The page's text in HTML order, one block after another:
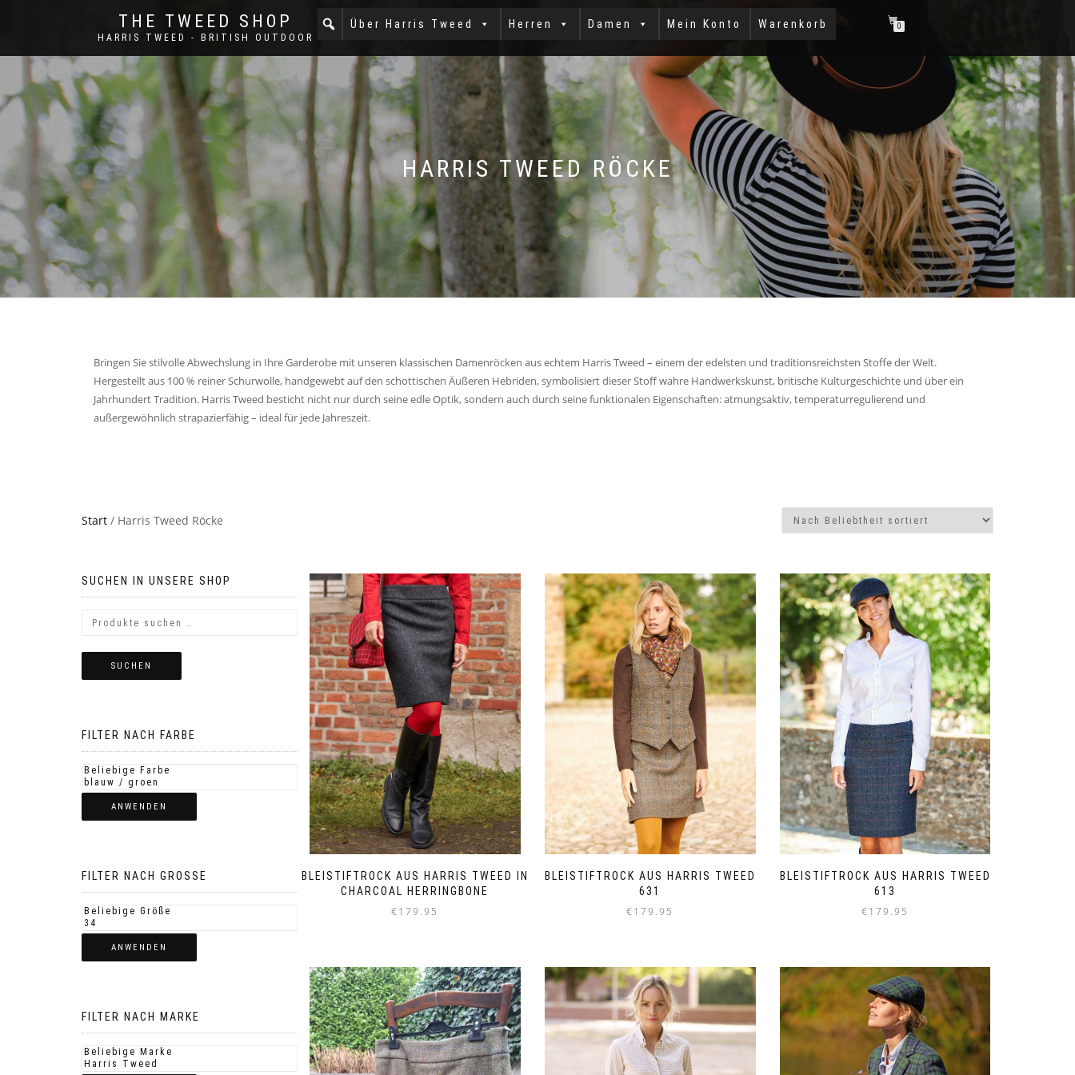
THE TWEED SHOP
HARRIS TWEED - BRITISH OUTDOOR
Über Harris Tweed Herren Damen Mein Konto Warenkorb 0
HARRIS TWEED RÖCKE
Bringen Sie stilvolle Abwechslung in Ihre Garderobe mit unseren klassischen Damenröcken aus echtem Harris Tweed – einem der edelsten und traditionsreichsten Stoffe der Welt.
Hergestellt aus 100 % reiner Schurwolle, handgewebt auf den schottischen Äußeren Hebriden, symbolisiert dieser Stoff wahre Handwerkskunst, britische Kulturgeschichte und über ein
Jahrhundert Tradition. Harris Tweed besticht nicht nur durch seine edle Optik, sondern auch durch seine funktionalen Eigenschaften: atmungsaktiv, temperaturregulierend und
außergewöhnlich strapazierfähig – ideal für jede Jahreszeit.
Start / Harris Tweed Röcke
BLEISTIFTROCK AUS HARRIS TWEED IN
CHARCOAL HERRINGBONE
€179.95
weist
mehrere
Varianten
auf.
Die
Optionen
können
BLEISTIFTROCK AUS HARRIS TWEED
631
€179.95
weist
mehrere
Varianten
auf.
Die
Optionen
können
BLEISTIFTROCK AUS HARRIS TWEED
613
€179.95
weist
mehrere
Varianten
auf.
Die
Optionen
können
SUCHEN IN UNSERE SHOP
SUCHEN
FILTER NACH FARBE
ANWENDEN
FILTER NACH GROSSE
ANWENDEN
FILTER NACH MARKE